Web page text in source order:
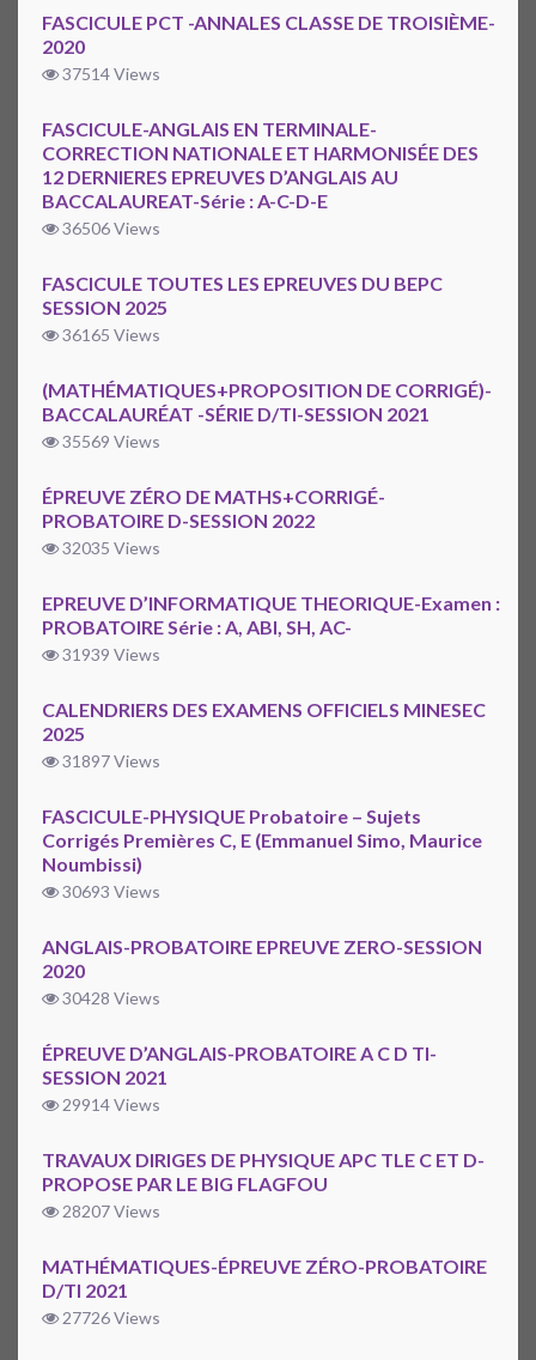
FASCICULE PCT -ANNALES CLASSE DE TROISIÈME-
2020
37514 Views
FASCICULE-ANGLAIS EN TERMINALE-
CORRECTION NATIONALE ET HARMONISÉE DES
12 DERNIERES EPREUVES D’ANGLAIS AU
BACCALAUREAT-Série : A-C-D-E
36506 Views
FASCICULE TOUTES LES EPREUVES DU BEPC
SESSION 2025
36165 Views
(MATHÉMATIQUES+PROPOSITION DE CORRIGÉ)-
BACCALAURÉAT -SÉRIE D/TI-SESSION 2021
35569 Views
ÉPREUVE ZÉRO DE MATHS+CORRIGÉ-
PROBATOIRE D-SESSION 2022
32035 Views
EPREUVE D’INFORMATIQUE THEORIQUE-Examen :
PROBATOIRE Série : A, ABI, SH, AC-
31939 Views
CALENDRIERS DES EXAMENS OFFICIELS MINESEC
2025
31897 Views
FASCICULE-PHYSIQUE Probatoire – Sujets
Corrigés Premières C, E (Emmanuel Simo, Maurice
Noumbissi)
30693 Views
ANGLAIS-PROBATOIRE EPREUVE ZERO-SESSION
2020
30428 Views
ÉPREUVE D’ANGLAIS-PROBATOIRE A C D TI-
SESSION 2021
29914 Views
TRAVAUX DIRIGES DE PHYSIQUE APC TLE C ET D-
PROPOSE PAR LE BIG FLAGFOU
28207 Views
MATHÉMATIQUES-ÉPREUVE ZÉRO-PROBATOIRE
D/TI 2021
27726 Views